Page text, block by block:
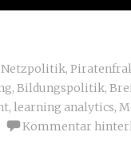
Netzpolitik,
, Bildungspolitik,
, learning analytics,
Kommentar